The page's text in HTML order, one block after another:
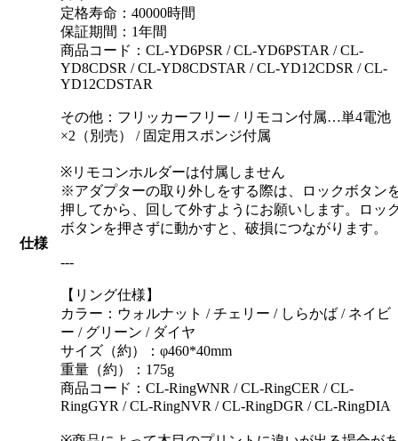
仕様
定格寿命：40000時間
保証期間：1年間
商品コード：CL-YD6PSR / CL-YD6PSTAR / CL-
YD8CDSR / CL-YD8CDSTAR / CL-YD12CDSR / CL-
YD12CDSTAR
その他：フリッカーフリー / リモコン付属…単4電池
×2（別売） / 固定用スポンジ付属
※リモコンホルダーは付属しません
※アダプターの取り外しをする際は、ロックボタン
押してから、回して外すようにお願いします。ロッ
ボタンを押さずに動かすと、破損につながります。
---
【リング仕様】
カラー：ウォルナット / チェリー / しらかば / ネイビ
ー / グリーン / ダイヤ
サイズ（約）：φ460*40mm
重量（約）：175g
商品コード：CL-RingWNR / CL-RingCER / CL-
RingGYR / CL-RingNVR / CL-RingDGR / CL-RingDIA